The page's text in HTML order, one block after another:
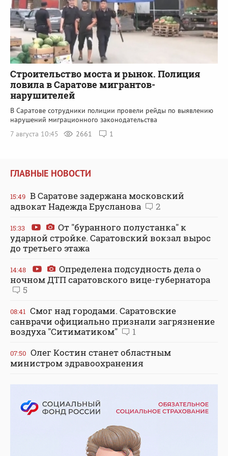
Строительство моста и рынок. Полиция
ловила в Саратове мигрантов-
нарушителей
В Саратове сотрудники полиции провели рейды по выявлению
нарушений миграционного законодательства
7 августа 10:45
2661 1
ГЛАВНЫЕ НОВОСТИ
15:49 В Саратове задержана московский
адвокат Надежда Ерусланова
2
15:33
От "буранного полустанка" к
ударной стройке. Саратовский вокзал вырос
до третьего этажа
14:48
Определена подсудность дела о
ночном ДТП саратовского вице-губернатора
5
08:41 Смог над городами. Саратовские
санврачи официально признали загрязнение
воздуха "Ситиматиком"
1
07:50 Олег Костин станет областным
министром здравоохранения